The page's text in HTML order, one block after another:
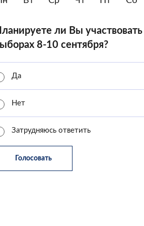
ли Вы участвовать
8-10 сентября?
Да
Нет
Затрудняюсь ответить